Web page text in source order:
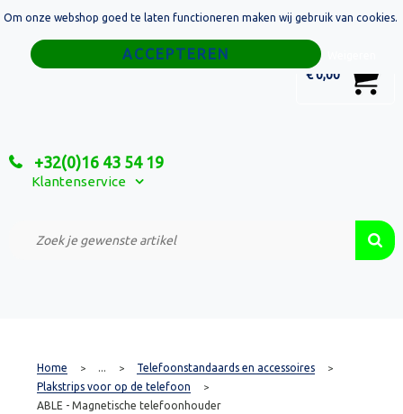
€ 0,00
+32(0)16 43 54 19
Klantenservice
Home
Relatiegeschenken
Custom Made Projecten
Home > ... > Telefoonstandaards en accessoires >
Plakstrips voor op de telefoon >
ABLE - Magnetische telefoonhouder
Om onze webshop goed te laten functioneren maken wij gebruik van cookies.